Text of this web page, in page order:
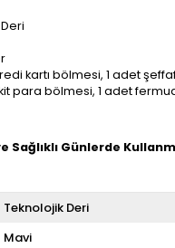
kartı bölmesi, 1 adet
para bölmesi, 1 adet
Sağlıklı Günlerde
Teknolojik Deri
Mavi